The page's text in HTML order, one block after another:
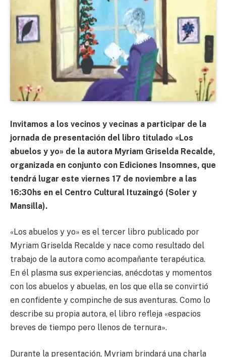
Invitamos a los vecinos y vecinas a participar de la
jornada de presentación del libro titulado «Los
abuelos y yo» de la autora Myriam Griselda Recalde,
organizada en conjunto con Ediciones Insomnes, que
tendrá lugar este viernes 17 de noviembre a las
16:30hs en el Centro Cultural Ituzaingó (Soler y
Mansilla).
«Los abuelos y yo» es el tercer libro publicado por
Myriam Griselda Recalde y nace como resultado del
trabajo de la autora como acompañante terapéutica.
En él plasma sus experiencias, anécdotas y momentos
con los abuelos y abuelas, en los que ella se convirtió
en confidente y compinche de sus aventuras. Como lo
describe su propia autora, el libro refleja «espacios
breves de tiempo pero llenos de ternura».
Durante la presentación, Myriam brindará una charla